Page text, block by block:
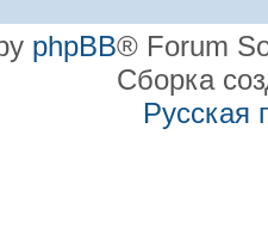
phpBB® Forum
Сборка
Русская